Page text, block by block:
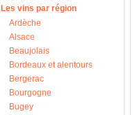
Les vins par région
Ardèche
Alsace
Beaujolais
Bordeaux et alentours
Bergerac
Bourgogne
Bugey